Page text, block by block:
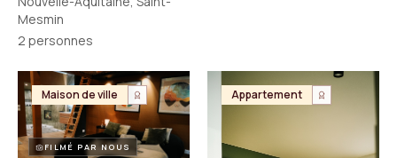
Dordogne
Mesmin
2 personnes
Maison de ville
FILMÉ PAR NOUS
Appartement